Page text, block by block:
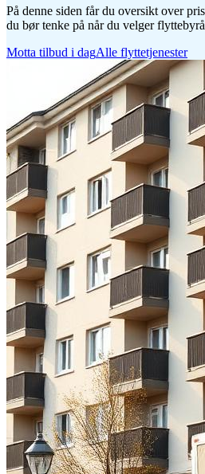
På denne siden får du oversikt over
du bør tenke på når du velger
Motta tilbud i dagAlle flyttetjenester